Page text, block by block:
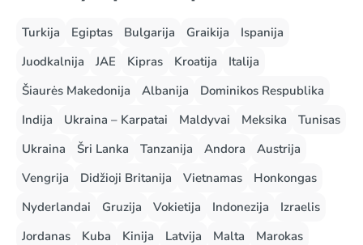
Turkija Egiptas Bulgarija Graikija
Ispanija
Juodkalnija
JAE Kipras Kroatija
Italija
Šiaurės Makedonija
Albanija
Dominikos Respublika
Indija
Ukraina – Karpatai Maldyvai Meksika
Tunisas
Ukraina
Šri Lanka Tanzanija Andora
Austrija
Vengrija
Didžioji Britanija Vietnamas
Honkongas
Nyderlandai
Gruzija Vokietija Indonezija
Izraelis
Jordanas
Kuba Kinija Latvija Malta
Marokas